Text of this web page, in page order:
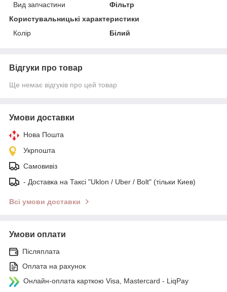
Вид запчастини
Фільтр
Користувальницькі характеристики
Колір
Білий
Відгуки про товар
Ще немає відгуків про цей товар
Умови доставки
Нова Пошта
Укрпошта
Самовивіз
- Доставка на Таксі "Uklon / Uber / Bolt" (тільки Киев)
Всі умови доставки
Умови оплати
Післяплата
Оплата на рахунок
Онлайн-оплата карткою Visa, Mastercard - LiqPay